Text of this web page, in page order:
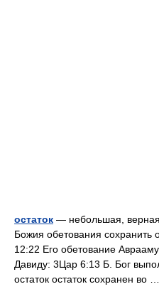
остаток — небольшая,
Божия обетования сохранить
12:22 Его обетование
Давиду: 3Цар 6:13 Б. Бог
остаток остаток сохранен во